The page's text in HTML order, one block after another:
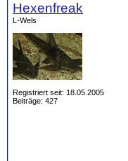
Hexenfreak
L-Wels
Registriert seit: 18.05.2005
Beiträge: 427